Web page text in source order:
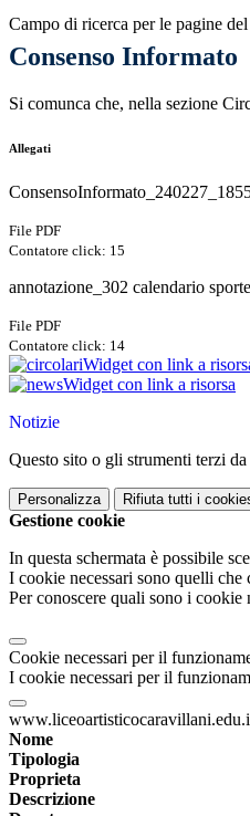
Campo di ricerca per le pagine
Consenso Informato
Si comunca che, nella sezione
Allegati
File PDF
Contatore click: 15
annotazione_302 calendario
File PDF
Contatore click: 14
Widget con link a
Widget con link a risorsa
Notizie
Questo sito o gli strumenti terzi
Personalizza Rifiuta tutti i
Gestione cookie
In questa schermata è possibile
I cookie necessari sono quelli
Per conoscere quali sono i cookie
Cookie necessari per il
I cookie necessari per il
Nome
Tipologia
Proprieta
Descrizione